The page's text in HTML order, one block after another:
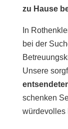
zu Hause
In
bei der
Unsere
schenken
würdevolles